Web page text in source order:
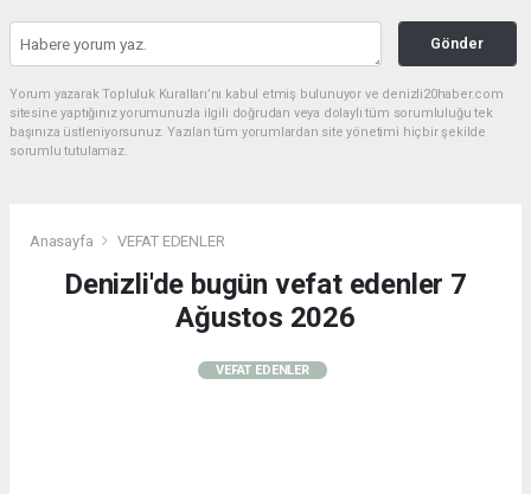
Gönder
Yorum yazarak Topluluk Kuralları’nı kabul etmiş bulunuyor ve denizli20haber.com
sitesine yaptığınız yorumunuzla ilgili doğrudan veya dolaylı tüm sorumluluğu tek
başınıza üstleniyorsunuz. Yazılan tüm yorumlardan site yönetimi hiçbir şekilde
sorumlu tutulamaz.
Anasayfa VEFAT EDENLER
Denizli'de bugün vefat edenler 7
Ağustos 2026
VEFAT EDENLER